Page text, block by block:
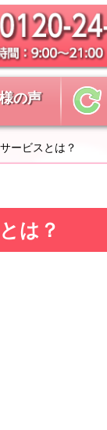
の声
ービスとは？
は？